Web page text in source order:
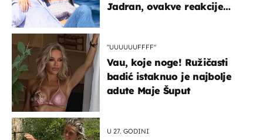
Jadran, ovakve reakcije
"UUUUUUFFFF"
Vau, koje noge! Ružičasti
badić istaknuo je najbolje
adute Maje Šuput
U 27. GODINI